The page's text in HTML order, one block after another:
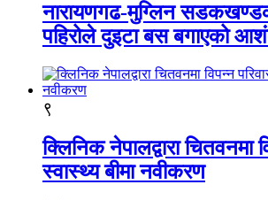
नारायणगढ-मुग्लिन
पहिरोले दुइटा बस बगाएको
९
क्लिनिक नेपालद्वारा चितवनमा
स्वास्थ्य बीमा नवीकरण